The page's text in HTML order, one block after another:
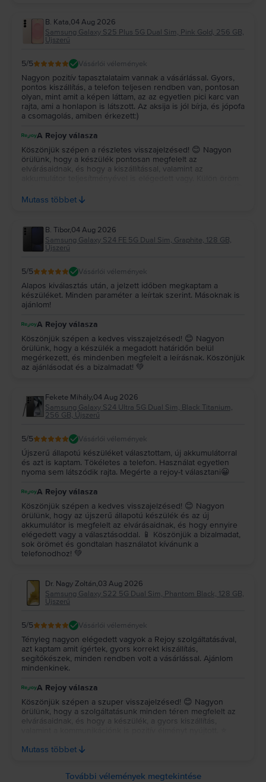
B. Kata,04 Aug 2026
Samsung Galaxy S25 Plus 5G Dual Sim, Pink Gold, 256 GB,
Újszerű
5/5 Vásárlói vélemények
Nagyon pozitív tapasztalataim vannak a vásárlással. Gyors,
pontos kiszállítás, a telefon teljesen rendben van, pontosan
olyan, mint amit a képen láttam, az az egyetlen pici karc van
rajta, ami a honlapon is látszott. Az aksija is jól bírja, és jópofa
a csomagolás, amiben érkezett:)
A Rejoy válasza
Köszönjük szépen a részletes visszajelzésed! 😊 Nagyon
örülünk, hogy a készülék pontosan megfelelt az
elvárásaidnak, és hogy a kiszállítással, valamint az
✨ Köszönjük a bizalmadat és az ajánlásodat, kívánunk sok
Mutass többet
B. Tibor,04 Aug 2026
Samsung Galaxy S24 FE 5G Dual Sim, Graphite, 128 GB,
Újszerű
5/5 Vásárlói vélemények
Alapos kiválasztás után, a jelzett időben megkaptam a
készüléket. Minden paraméter a leírtak szerint. Másoknak is
ajánlom!
A Rejoy válasza
Köszönjük szépen a kedves visszajelzésed! 😊 Nagyon
örülünk, hogy a készülék a megadott határidőn belül
megérkezett, és mindenben megfelelt a leírásnak. Köszönjük
az ajánlásodat és a bizalmadat! 💚
Fekete Mihály,04 Aug 2026
Samsung Galaxy S24 Ultra 5G Dual Sim, Black Titanium,
256 GB, Újszerű
5/5 Vásárlói vélemények
Újszerű állapotú készüléket választottam, új akkumulátorral
és azt is kaptam. Tökéletes a telefon. Használat egyetlen
nyoma sem látszódik rajta. Megérte a rejoy-t választani😀
A Rejoy válasza
Köszönjük szépen a kedves visszajelzésed! 😊 Nagyon
örülünk, hogy az újszerű állapotú készülék és az új
akkumulátor is megfelelt az elvárásaidnak, és hogy ennyire
elégedett vagy a választásoddal. 📱 Köszönjük a bizalmadat,
sok örömet és gondtalan használatot kívánunk a
telefonodhoz! 💚
Dr. Nagy Zoltán,03 Aug 2026
Samsung Galaxy S22 5G Dual Sim, Phantom Black, 128 GB,
Újszerű
5/5 Vásárlói vélemények
Tényleg nagyon elégedett vagyok a Rejoy szolgáltatásával,
azt kaptam amit ígértek, gyors korrekt kiszállítás,
segítőkészek, minden rendben volt a vásárlással. Ajánlom
mindenkinek.
A Rejoy válasza
Köszönjük szépen a szuper visszajelzésed! 😊 Nagyon
örülünk, hogy a szolgáltatásunk minden téren megfelelt az
elvárásaidnak, és hogy a készülék, a gyors kiszállítás,
jövőben is minket választasz! 💚
Mutass többet
További vélemények megtekintése